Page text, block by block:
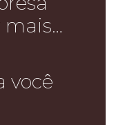
mais…
você